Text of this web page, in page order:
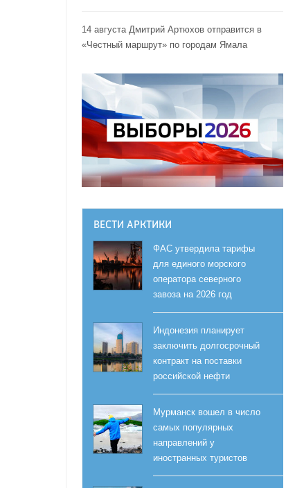
14 августа Дмитрий Артюхов отправится в
«Честный маршрут» по городам Ямала
ВЕСТИ АРКТИКИ
ФАС утвердила тарифы
для единого морского
оператора северного
завоза на 2026 год
Индонезия планирует
заключить долгосрочный
контракт на поставки
российской нефти
Мурманск вошел в число
самых популярных
направлений у
иностранных туристов